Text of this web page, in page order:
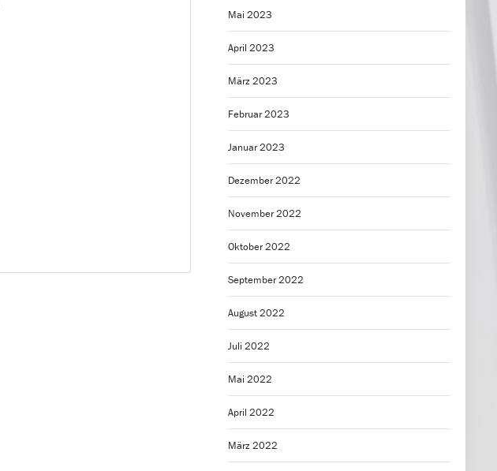
Mai 2023
April 2023
März 2023
Februar 2023
Januar 2023
Dezember 2022
November 2022
Oktober 2022
September 2022
August 2022
Juli 2022
Mai 2022
April 2022
März 2022